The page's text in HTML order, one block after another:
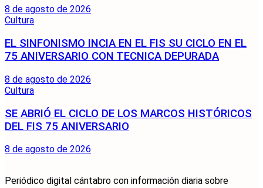
8 de agosto de 2026
Cultura
EL SINFONISMO INCIA EN EL FIS SU CICLO EN EL
75 ANIVERSARIO CON TECNICA DEPURADA
8 de agosto de 2026
Cultura
SE ABRIÓ EL CICLO DE LOS MARCOS HISTÓRICOS
DEL FIS 75 ANIVERSARIO
8 de agosto de 2026
Periódico digital cántabro con información diaria sobre